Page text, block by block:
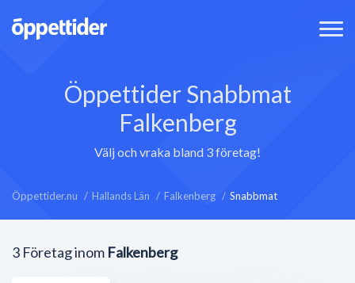
Öppettider Snabbmat
Falkenberg
Välj och vraka bland 3 företag!
Öppettider.nu Hallands Län Falkenberg Snabbmat
3 Företag inom Falkenberg